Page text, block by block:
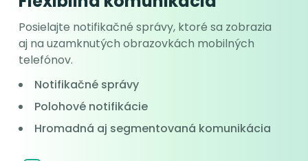
Posielajte notifikačné správy, ktoré sa zobrazia
aj na uzamknutých obrazovkách mobilných
telefónov.
Notifikačné správy
Polohové notifikácie
Hromadná aj segmentovaná komunikácia